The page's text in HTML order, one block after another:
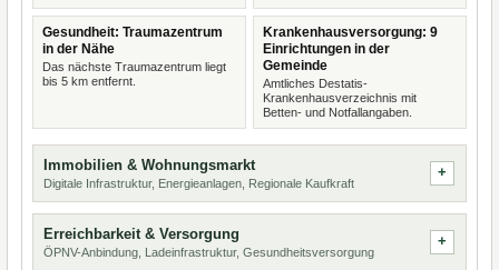
Gesundheit: Traumazentrum
in der Nähe
Das nächste Traumazentrum liegt
bis 5 km entfernt.
Krankenhausversorgung: 9
Einrichtungen in der
Gemeinde
Amtliches Destatis-
Krankenhausverzeichnis mit
Betten- und Notfallangaben.
Immobilien & Wohnungsmarkt
Digitale Infrastruktur, Energieanlagen, Regionale Kaufkraft
Erreichbarkeit & Versorgung
ÖPNV-Anbindung, Ladeinfrastruktur, Gesundheitsversorgung